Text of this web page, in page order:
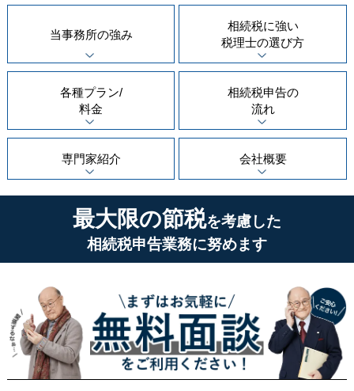
当事務所の強み
相続税に強い
税理士の選び方
各種プラン/
料金
相続税申告の
流れ
専門家紹介 会社概要
最大限の節税を考慮した
相続税申告業務に努めます